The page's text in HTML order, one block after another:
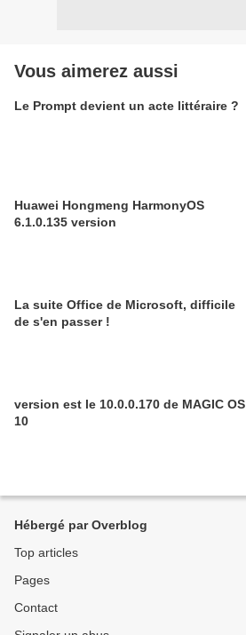
Vous aimerez aussi
Le Prompt devient un acte littéraire ?
Huawei Hongmeng HarmonyOS
6.1.0.135 version
La suite Office de Microsoft, difficile
de s'en passer !
version est le 10.0.0.170 de MAGIC OS
10
Hébergé par Overblog
Top articles
Pages
Contact